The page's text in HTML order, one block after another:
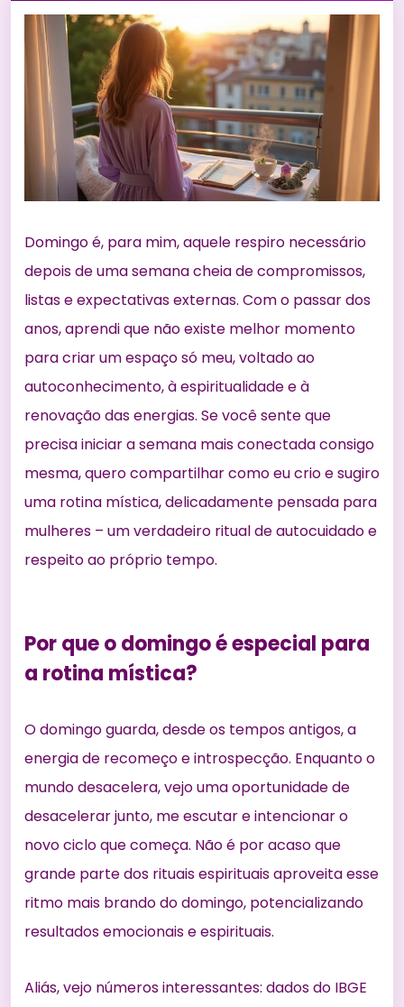
Domingo é, para mim, aquele respiro necessário
depois de uma semana cheia de compromissos,
listas e expectativas externas. Com o passar dos
anos, aprendi que não existe melhor momento
para criar um espaço só meu, voltado ao
autoconhecimento, à espiritualidade e à
renovação das energias. Se você sente que
precisa iniciar a semana mais conectada consigo
mesma, quero compartilhar como eu crio e sugiro
uma rotina mística, delicadamente pensada para
mulheres – um verdadeiro ritual de autocuidado e
respeito ao próprio tempo.
Por que o domingo é especial para
a rotina mística?
O domingo guarda, desde os tempos antigos, a
energia de recomeço e introspecção. Enquanto o
mundo desacelera, vejo uma oportunidade de
desacelerar junto, me escutar e intencionar o
novo ciclo que começa. Não é por acaso que
grande parte dos rituais espirituais aproveita esse
ritmo mais brando do domingo, potencializando
resultados emocionais e espirituais.
Aliás, vejo números interessantes: dados do IBGE